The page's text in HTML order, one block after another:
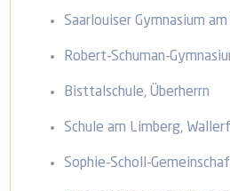
Saarlouiser Gymnasium
Robert-Schuman-
Bisttalschule, Überherrn
Schule am Limberg,
Sophie-Scholl-